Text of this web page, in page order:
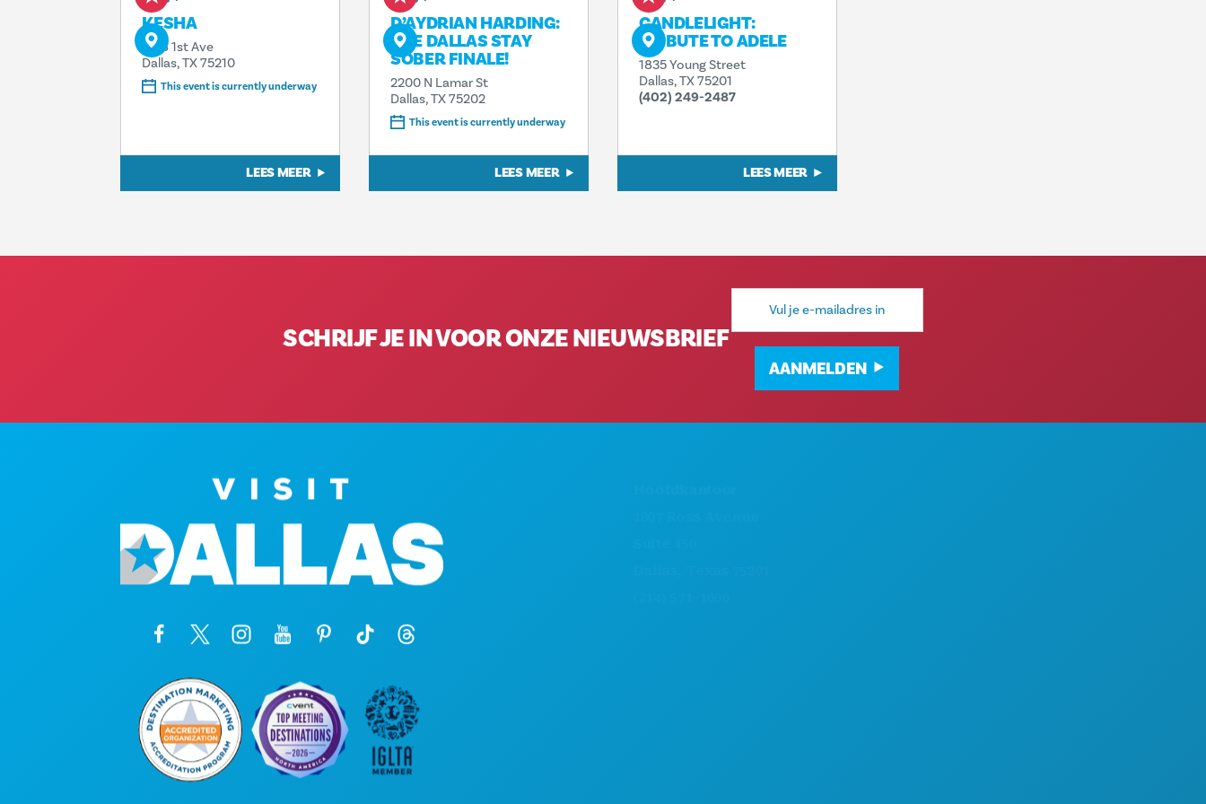
KESHA
1818 1st Ave
Dallas, TX 75210
This event is currently underway
LEES MEER
D’AYDRIAN HARDING:
THE DALLAS STAY
SOBER FINALE!
2200 N Lamar St
Dallas, TX 75202
This event is currently underway
LEES MEER
CANDLELIGHT:
TRIBUTE TO ADELE
1835 Young Street
Dallas, TX 75201
(402) 249-2487
LEES MEER
SCHRIJF JE IN VOOR ONZE NIEUWSBRIEF
E-
mailadres
AANMELDEN